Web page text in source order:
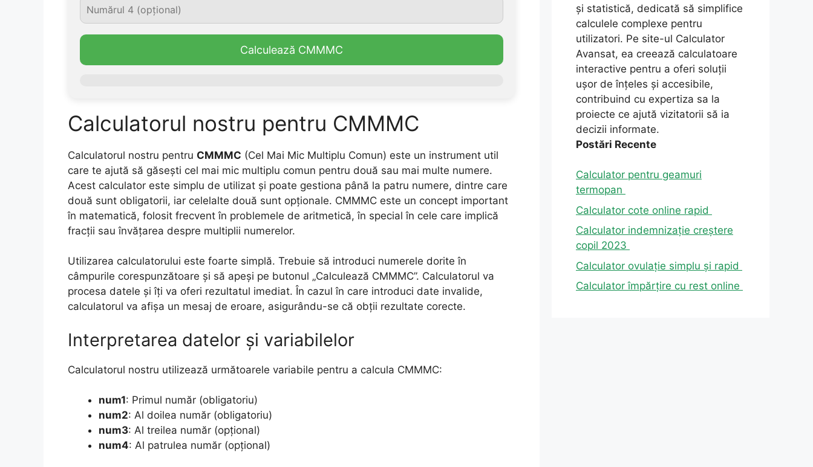
Calculează CMMMC
Calculatorul nostru pentru CMMMC
Calculatorul nostru pentru CMMMC (Cel Mai Mic Multiplu Comun) este un instrument util
care te ajută să găsești cel mai mic multiplu comun pentru două sau mai multe numere.
Acest calculator este simplu de utilizat și poate gestiona până la patru numere, dintre care
două sunt obligatorii, iar celelalte două sunt opționale. CMMMC este un concept important
în matematică, folosit frecvent în problemele de aritmetică, în special în cele care implică
fracții sau învățarea despre multiplii numerelor.
Utilizarea calculatorului este foarte simplă. Trebuie să introduci numerele dorite în
câmpurile corespunzătoare și să apeși pe butonul „Calculează CMMMC”. Calculatorul va
procesa datele și îți va oferi rezultatul imediat. În cazul în care introduci date invalide,
calculatorul va afișa un mesaj de eroare, asigurându-se că obții rezultate corecte.
Interpretarea datelor și variabilelor
Calculatorul nostru utilizează următoarele variabile pentru a calcula CMMMC:
num1: Primul număr (obligatoriu)
num2: Al doilea număr (obligatoriu)
num3: Al treilea număr (opțional)
num4: Al patrulea număr (opțional)
și statistică, dedicată să simplifice
calculele complexe pentru
utilizatori. Pe site-ul Calculator
Avansat, ea creează calculatoare
interactive pentru a oferi soluții
ușor de înțeles și accesibile,
contribuind cu expertiza sa la
proiecte ce ajută vizitatorii să ia
decizii informate.
Postări Recente
Calculator pentru geamuri
termopan
Calculator cote online rapid
Calculator indemnizație creștere
copil 2023
Calculator ovulație simplu și rapid
Calculator împărțire cu rest online